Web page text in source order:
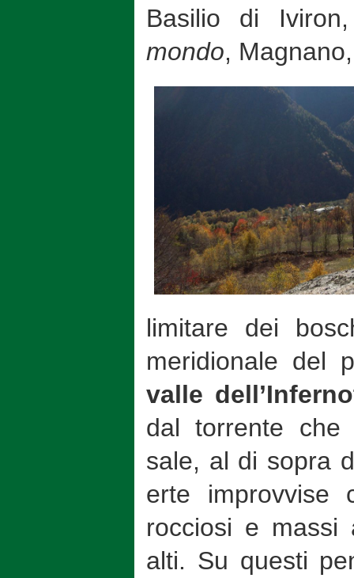
Basilio di
mondo, Magnano
limitare dei
meridionale del
valle
dal torrente che
sale, al di sopra
erte improvvise
rocciosi e massi
alti. Su questi